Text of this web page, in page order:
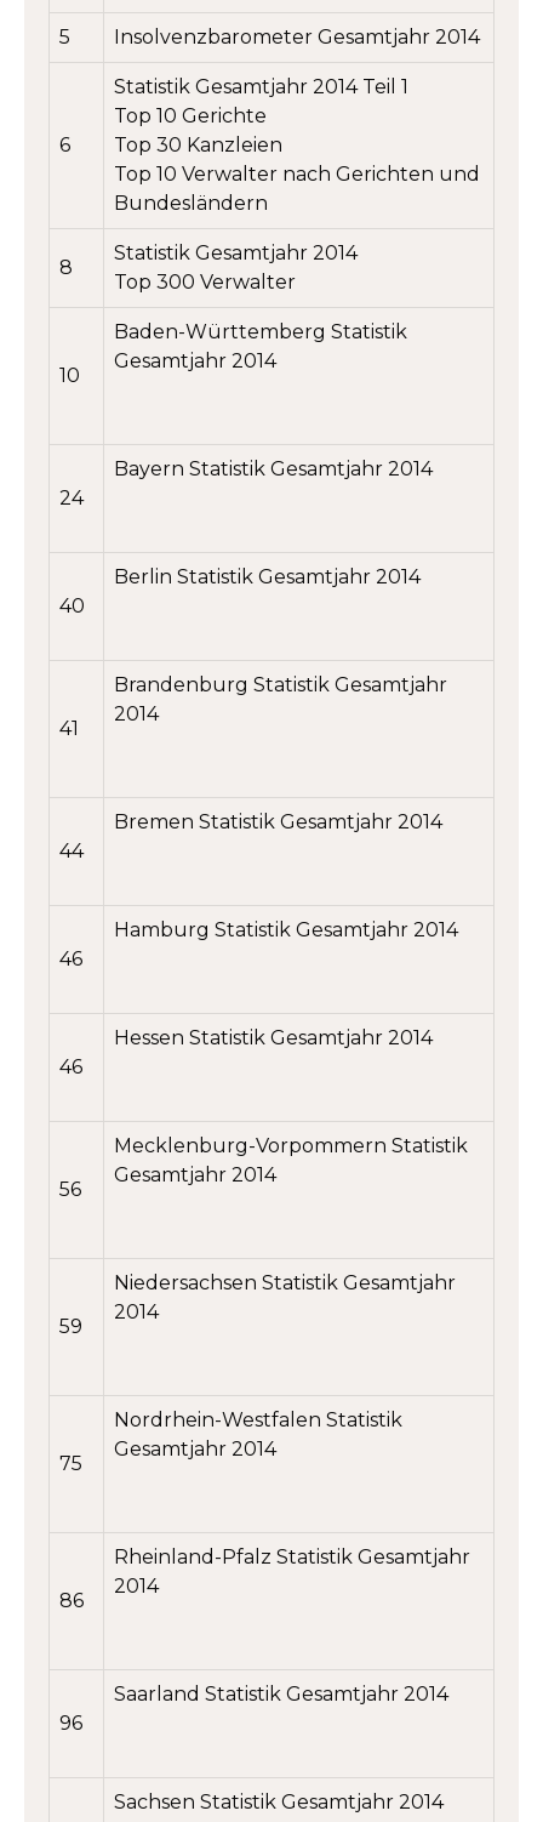
5 Insolvenzbarometer Gesamtjahr 2014
6
Statistik Gesamtjahr 2014 Teil 1
Top 10 Gerichte
Top 30 Kanzleien
Top 10 Verwalter nach Gerichten und
Bundesländern
8
Statistik Gesamtjahr 2014
Top 300 Verwalter
10
Baden-Württemberg Statistik
Gesamtjahr 2014
24
Bayern Statistik Gesamtjahr 2014
40
Berlin Statistik Gesamtjahr 2014
41
Brandenburg Statistik Gesamtjahr
2014
44
Bremen Statistik Gesamtjahr 2014
46
Hamburg Statistik Gesamtjahr 2014
46
Hessen Statistik Gesamtjahr 2014
56
Mecklenburg-Vorpommern Statistik
Gesamtjahr 2014
59
Niedersachsen Statistik Gesamtjahr
2014
75
Nordrhein-Westfalen Statistik
Gesamtjahr 2014
86
Rheinland-Pfalz Statistik Gesamtjahr
2014
96
Saarland Statistik Gesamtjahr 2014
Sachsen Statistik Gesamtjahr 2014